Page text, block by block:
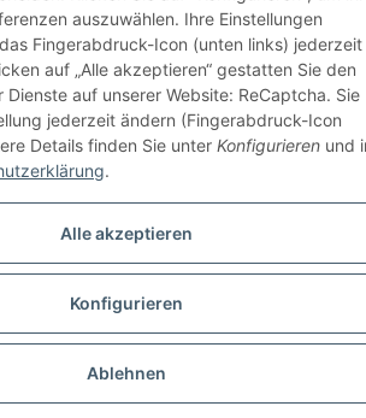
auszuwählen. Ihre Einstellungen
Fingerabdruck-Icon (unten links) jederzeit
auf „Alle akzeptieren“ gestatten Sie den
Dienste auf unserer Website: ReCaptcha. Sie
jederzeit ändern (Fingerabdruck-Icon
Details finden Sie unter Konfigurieren und
.
Alle akzeptieren
Konfigurieren
Ablehnen